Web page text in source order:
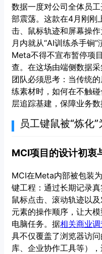
数据一度对公司全体员
部震荡。这款在4月刚刚
击、鼠标轨迹和屏幕操
月内就从“AI训练杀手锏
Meta不得不宣布暂停项
查。在这场由端侧数据
团队必须思考：当传统
练素材时，如何在不触
层追踪基建，保障业务
员工键鼠被“炼化
MCI项目的设计初衷
MCI在Meta内部被包装
键工程：通过长期记录真
鼠标点击、滚动轨迹以
元素的操作顺序，让大
电脑任务。据相关商业
具不仅覆盖了浏览器访
库、企业协作工具等）